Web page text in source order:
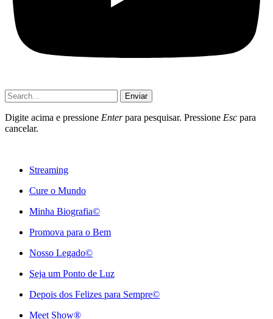
Enviar
Digite acima e pressione Enterpara pesquisar. Pressione Esc para
cancelar.
Streaming
Cure o Mundo
Minha Biografia©
Promova para o Bem
Nosso Legado©
Seja um Ponto de Luz
Depois dos Felizes para Sempre©️
Meet Show®